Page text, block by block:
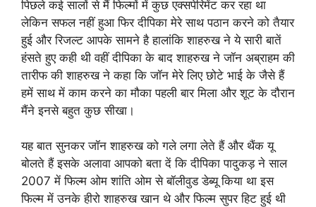
पिछले कई सालों से मैं फिल्मों में कुछ एक्सपेरिमेंट कर रहा था
लेकिन सफल नहीं हुआ फिर दीपिका मेरे साथ पठान करने को तैयार
हुई और रिजल्ट आपके सामने है हालांकि शाहरुख ने ये सारी बातें
हंसते हुए कही थी वहीं दीपिका के बाद शाहरुख ने जॉन अब्राहम की
तारीफ की शाहरुख ने कहा कि जॉन मेरे लिए छोटे भाई के जैसे हैं
हमें साथ में काम करने का मौका पहली बार मिला और शूट के दौरान
मैंने इनसे बहुत कुछ सीखा।
यह बात सुनकर जॉन शाहरुख को गले लगा लेते हैं और थैंक यू
बोलते हैं इसके अलावा आपको बता दें कि दीपिका पादुकड़ ने साल
2007 में फिल्म ओम शांति ओम से बॉलीवुड डेब्यू किया था इस
फिल्म में उनके हीरो शाहरुख खान थे और फिल्म सुपर हिट हुई थी